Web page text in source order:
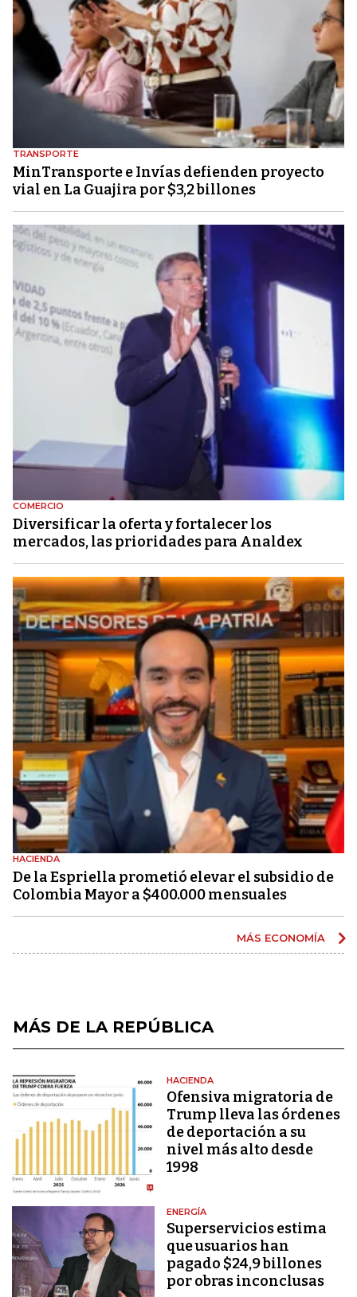
TRANSPORTE
MinTransporte e Invías defienden proyecto
vial en La Guajira por $3,2 billones
COMERCIO
Diversificar la oferta y fortalecer los
mercados, las prioridades para Analdex
HACIENDA
De la Espriella prometió elevar el subsidio de
Colombia Mayor a $400.000 mensuales
MÁS ECONOMÍA
MÁS DE LA REPÚBLICA
HACIENDA
Ofensiva migratoria de
Trump lleva las órdenes
de deportación a su
nivel más alto desde
1998
ENERGÍA
Superservicios estima
que usuarios han
pagado $24,9 billones
por obras inconclusas